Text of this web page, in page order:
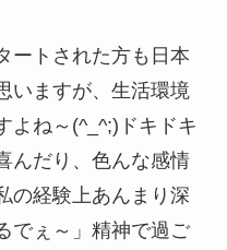
ートされた方も日本
いますが、生活環境
よね～(^_^;)ドキドキ
んだり、色んな感情
の経験上あんまり深
でぇ～」精神で過ご